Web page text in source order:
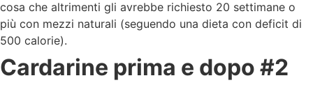
cosa che altrimenti gli avrebbe richiesto 20 settimane o
più con mezzi naturali (seguendo una dieta con deficit di
500 calorie).
Cardarine prima e dopo #2